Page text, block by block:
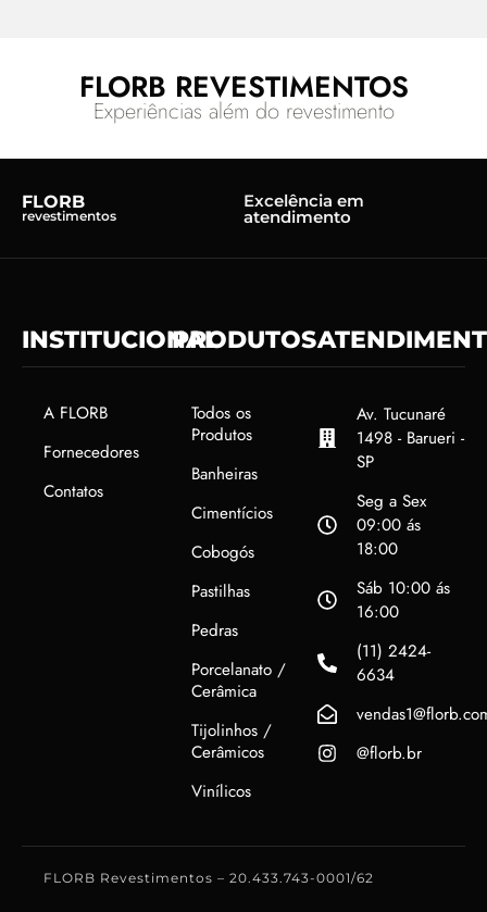
FLORB REVESTIMENTOS
Experiências além do revestimento
FLORB
revestimentos
Excelência em
atendimento
INSTITUCIONAL
A FLORB
Fornecedores
Contatos
PRODUTOS
Todos os
Produtos
Banheiras
Cimentícios
Cobogós
Pastilhas
Pedras
Porcelanato /
Cerâmica
Tijolinhos /
Cerâmicos
Vinílicos
Av. Tucunaré
1498 - Barueri -
SP
Seg a Sex
09:00 ás
18:00
Sáb 10:00 ás
16:00
(11) 2424-
6634
@florb.br
FLORB Revestimentos – 20.433.743-0001/62